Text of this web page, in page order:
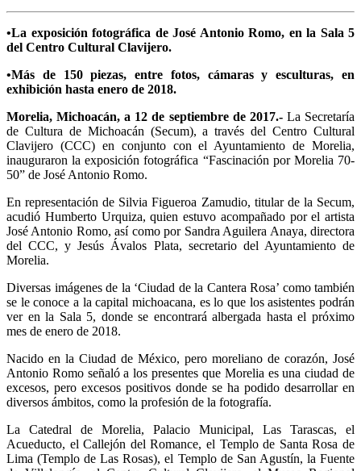
•La exposición fotográfica de José Antonio Romo, en la Sala 5
del Centro Cultural Clavijero.
•Más de 150 piezas, entre fotos, cámaras y esculturas, en
exhibición hasta enero de 2018.
Morelia, Michoacán, a 12 de septiembre de 2017.-La Secretaría
de Cultura de Michoacán (Secum), a través del Centro Cultural
Clavijero (CCC) en conjunto con el Ayuntamiento de Morelia,
inauguraron la exposición fotográfica “Fascinación por Morelia 70-
50” de José Antonio Romo.
En representación de Silvia Figueroa Zamudio, titular de la Secum,
acudió Humberto Urquiza, quien estuvo acompañado por el artista
José Antonio Romo, así como por Sandra Aguilera Anaya, directora
del CCC, y Jesús Ávalos Plata, secretario del Ayuntamiento de
Morelia.
Diversas imágenes de la ‘Ciudad de la Cantera Rosa’ como también
se le conoce a la capital michoacana, es lo que los asistentes podrán
ver en la Sala 5, donde se encontrará albergada hasta el próximo
mes de enero de 2018.
Nacido en la Ciudad de México, pero moreliano de corazón, José
Antonio Romo señaló a los presentes que Morelia es una ciudad de
excesos, pero excesos positivos donde se ha podido desarrollar en
diversos ámbitos, como la profesión de la fotografía.
La Catedral de Morelia, Palacio Municipal, Las Tarascas, el
Acueducto, el Callejón del Romance, el Templo de Santa Rosa de
Lima (Templo de Las Rosas), el Templo de San Agustín, la Fuente